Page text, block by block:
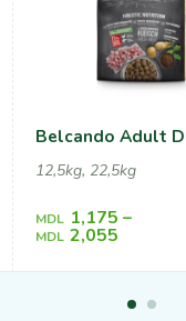
Belcando Adult
12,5kg, 22,5kg
MDL 1,175 –
MDL 2,055